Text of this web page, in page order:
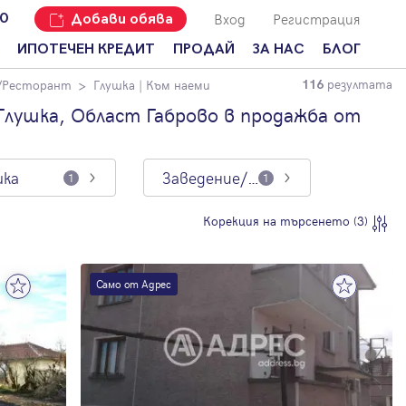
Добави обява Вход Регистрация
ИПОТЕЧЕН КРЕДИТ ПРОДАЙ
Добави
имот с
Адрес?
ЗА НАС
Наши офиси
Кариери
Кои сме ние?
Мениджмънт
Address Run
Франчайз
задавани
въпроси
БЛОГ
За продавачи
За купувачи
Ипотечно
наемодатели
наематели
Анализ на
пазара
Новини
Ресторант Глушка | Към наеми 116 резултата
Област Габрово в продажба от
1 Заведение/Ресторант 1
Корекция на търсенето (3)
Само от Адрес